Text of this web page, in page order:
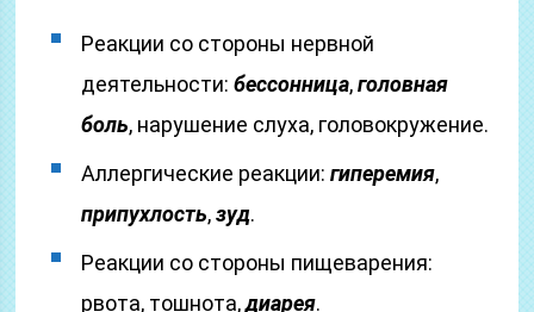
Реакции со стороны нервной
деятельности:бессонница,головная
боль, нарушение слуха, головокружение.
Аллергические реакции:гиперемия,
припухлость,зуд.
Реакции со стороны пищеварения:
рвота, тошнота,диарея.